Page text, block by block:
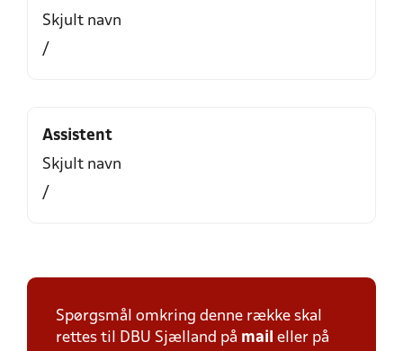
Skjult navn
/
Assistent
Skjult navn
/
Spørgsmål omkring denne række skal
rettes til DBU Sjælland på mail eller på